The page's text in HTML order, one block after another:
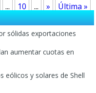
... 10 ... »
Última »
sólidas exportaciones
aumentar cuotas en
eólicos y solares de Shell